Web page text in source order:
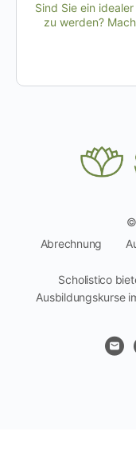
Sind Sie ein
zu werden?
©
Abrechnung
Scholistico
Ausbildungskurse